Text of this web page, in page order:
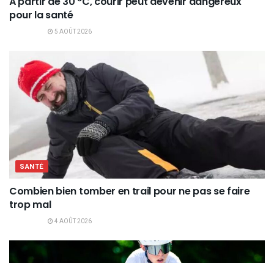
pour la santé
5 AOÛT 2026
SANTÉ
Combien bien tomber en trail pour ne pas se faire
trop mal
4 AOÛT 2026